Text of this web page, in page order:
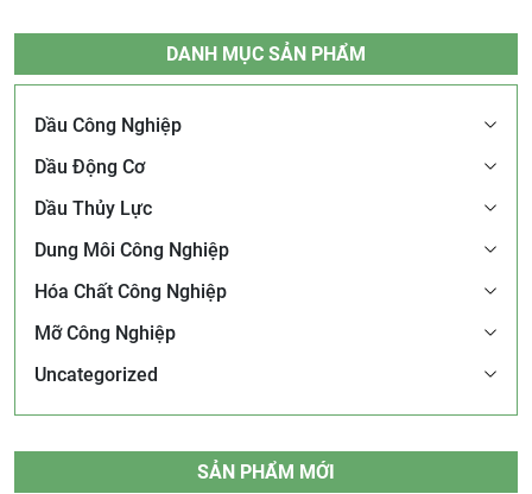
DANH MỤC SẢN PHẨM
Dầu Công Nghiệp
Dầu Động Cơ
Dầu Thủy Lực
Dung Môi Công Nghiệp
Hóa Chất Công Nghiệp
Mỡ Công Nghiệp
Uncategorized
SẢN PHẨM MỚI